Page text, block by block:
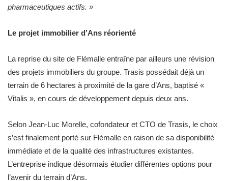
pharmaceutiques actifs. »
Le projet immobilier d’Ans réorienté
La reprise du site de Flémalle entraîne par ailleurs une révision
des projets immobiliers du groupe. Trasis possédait déjà un
terrain de 6 hectares à proximité de la gare d’Ans, baptisé «
Vitalis », en cours de développement depuis deux ans.
Selon Jean-Luc Morelle, cofondateur et CTO de Trasis, le choix
s’est finalement porté sur Flémalle en raison de sa disponibilité
immédiate et de la qualité des infrastructures existantes.
L’entreprise indique désormais étudier différentes options pour
l’avenir du terrain d’Ans.